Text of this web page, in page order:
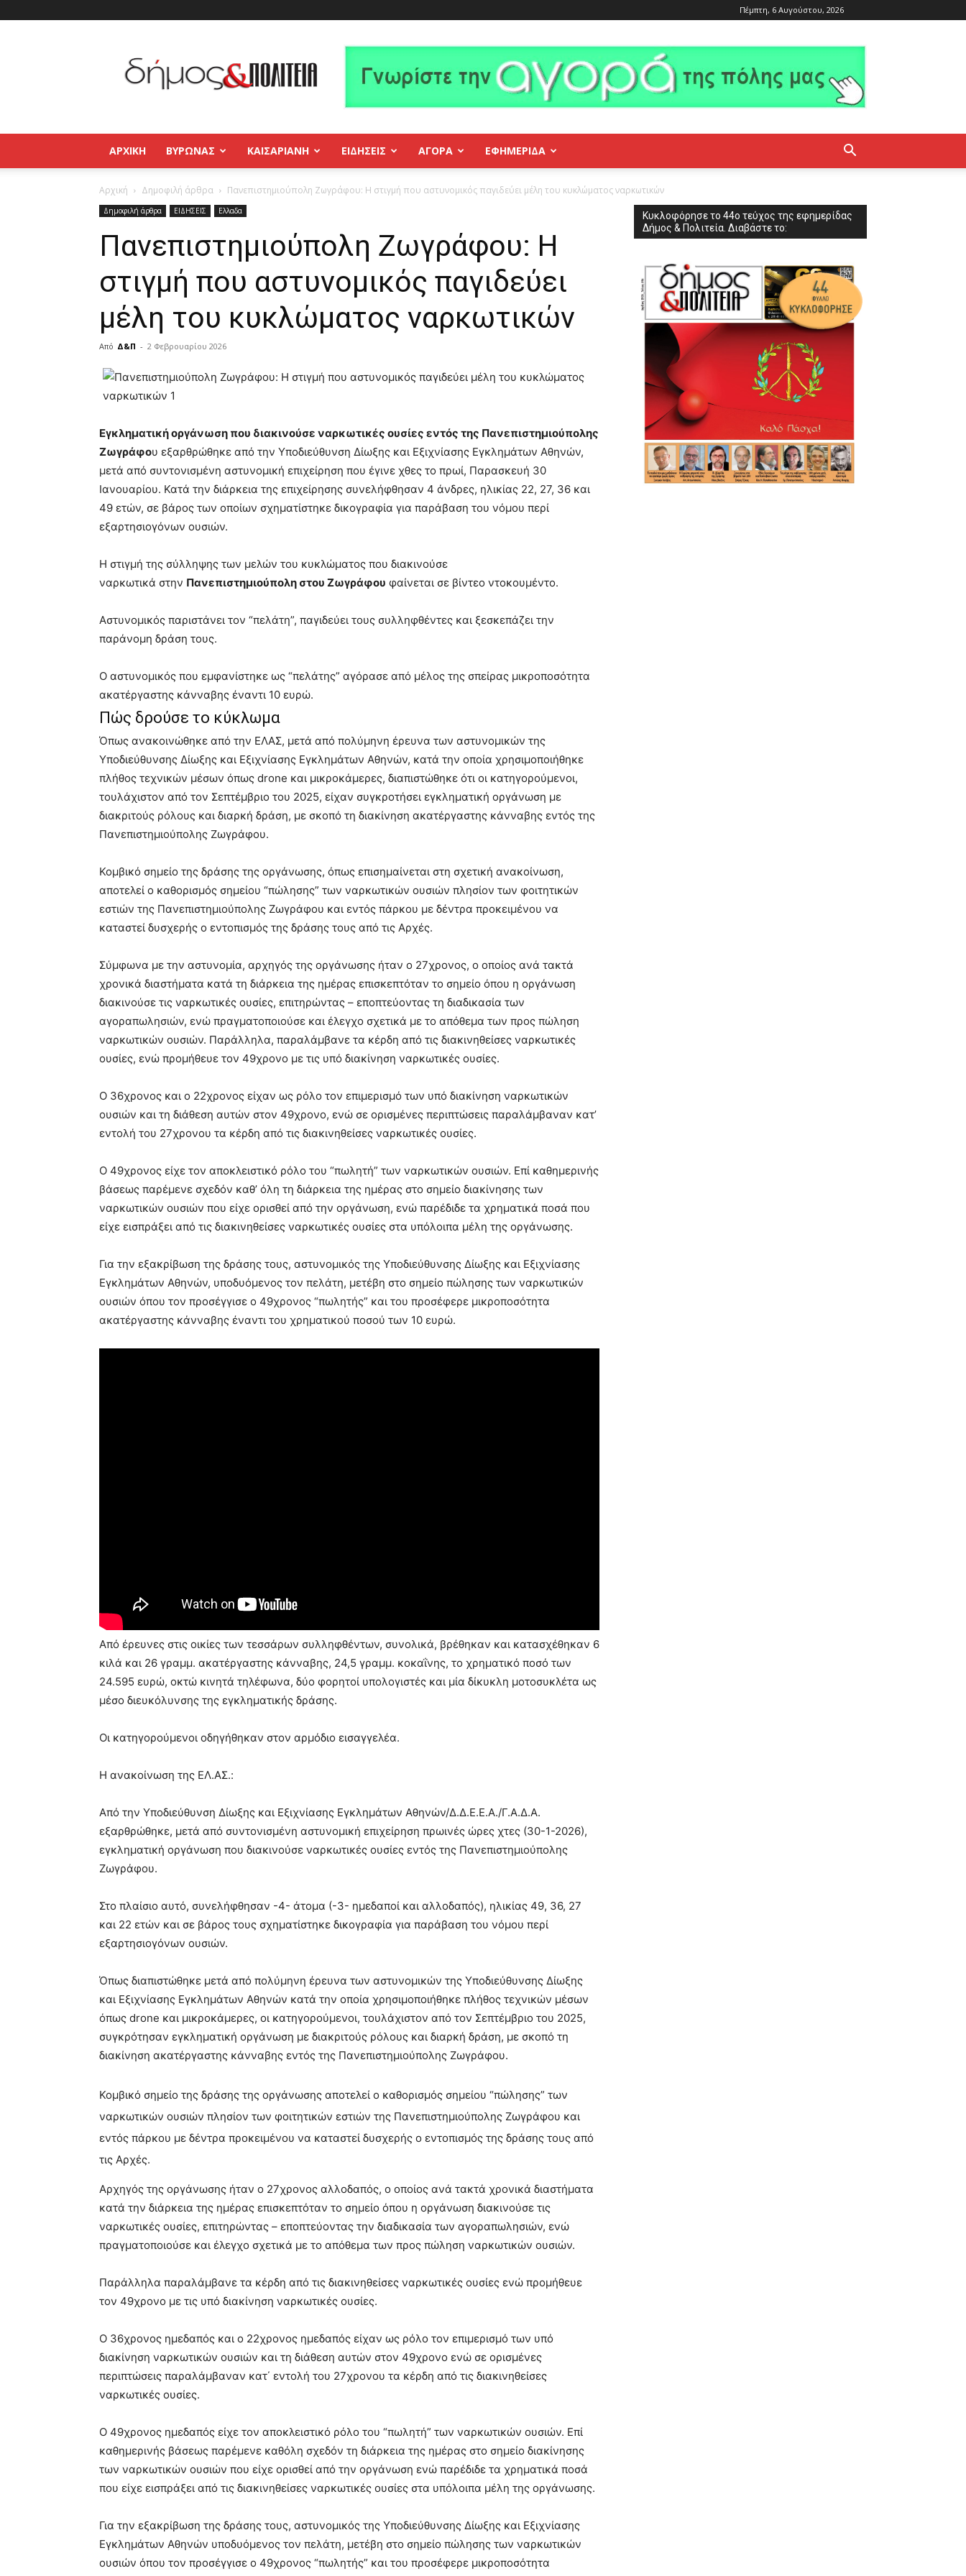
Πέμπτη, 6 Αυγούστου, 2026
και
Πολιτεία
Βύρωνας
–
Παγκράτι
ΑΡΧΙΚΉ ΒΥΡΩΝΑΣ ΚΑΙΣΑΡΙΑΝΗ ΕΙΔΗΣΕΙΣ ΑΓΟΡΑ ΕΦΗΜΕΡΊΔΑ
Αρχική Δημοφιλή άρθρα Πανεπιστημιούπολη Ζωγράφου: Η στιγμή που αστυνομικός παγιδεύει μέλη του κυκλώματος ναρκωτικών
Δημοφιλή άρθρα ΕΙΔΗΣΕΙΣ Ελλαδα
Πανεπιστημιούπολη Ζωγράφου: Η
στιγμή που αστυνομικός παγιδεύει
μέλη του κυκλώματος ναρκωτικών
Από Δ&Π - 2 Φεβρουαρίου 2026
blonde
very
cam
show.desi
brandi
lyons
teaches
you
of
pain.
hd
porn
Eγκληματική οργάνωση που διακινούσε ναρκωτικές ουσίες εντός της Πανεπιστημιούπολης
Ζωγράφου εξαρθρώθηκε από την Υποδιεύθυνση Δίωξης και Εξιχνίασης Εγκλημάτων Αθηνών,
μετά από συντονισμένη αστυνομική επιχείρηση που έγινε χθες το πρωί, Παρασκευή 30
Ιανουαρίου. Κατά την διάρκεια της επιχείρησης συνελήφθησαν 4 άνδρες, ηλικίας 22, 27, 36 και
49 ετών, σε βάρος των οποίων σχηματίστηκε δικογραφία για παράβαση του νόμου περί
εξαρτησιογόνων ουσιών.
Η στιγμή της σύλληψης των μελών του κυκλώματος που διακινούσε
ναρκωτικά στην Πανεπιστημιούπολη στου Ζωγράφου φαίνεται σε βίντεο ντοκουμέντο.
Αστυνομικός παριστάνει τον “πελάτη”, παγιδεύει τους συλληφθέντες και ξεσκεπάζει την
παράνομη δράση τους.
Ο αστυνομικός που εμφανίστηκε ως “πελάτης” αγόρασε από μέλος της σπείρας μικροποσότητα
ακατέργαστης κάνναβης έναντι 10 ευρώ.
Πώς δρούσε το κύκλωμα
Όπως ανακοινώθηκε από την ΕΛΑΣ, μετά από πολύμηνη έρευνα των αστυνομικών της
Υποδιεύθυνσης Δίωξης και Εξιχνίασης Εγκλημάτων Αθηνών, κατά την οποία χρησιμοποιήθηκε
πλήθος τεχνικών μέσων όπως drone και μικροκάμερες, διαπιστώθηκε ότι οι κατηγορούμενοι,
τουλάχιστον από τον Σεπτέμβριο του 2025, είχαν συγκροτήσει εγκληματική οργάνωση με
διακριτούς ρόλους και διαρκή δράση, με σκοπό τη διακίνηση ακατέργαστης κάνναβης εντός της
Πανεπιστημιούπολης Ζωγράφου.
Κομβικό σημείο της δράσης της οργάνωσης, όπως επισημαίνεται στη σχετική ανακοίνωση,
αποτελεί ο καθορισμός σημείου “πώλησης” των ναρκωτικών ουσιών πλησίον των φοιτητικών
εστιών της Πανεπιστημιούπολης Ζωγράφου και εντός πάρκου με δέντρα προκειμένου να
καταστεί δυσχερής ο εντοπισμός της δράσης τους από τις Αρχές.
Σύμφωνα με την αστυνομία, αρχηγός της οργάνωσης ήταν ο 27χρονος, ο οποίος ανά τακτά
χρονικά διαστήματα κατά τη διάρκεια της ημέρας επισκεπτόταν το σημείο όπου η οργάνωση
διακινούσε τις ναρκωτικές ουσίες, επιτηρώντας – εποπτεύοντας τη διαδικασία των
αγοραπωλησιών, ενώ πραγματοποιούσε και έλεγχο σχετικά με το απόθεμα των προς πώληση
ναρκωτικών ουσιών. Παράλληλα, παραλάμβανε τα κέρδη από τις διακινηθείσες ναρκωτικές
ουσίες, ενώ προμήθευε τον 49χρονο με τις υπό διακίνηση ναρκωτικές ουσίες.
Ο 36χρονος και ο 22χρονος είχαν ως ρόλο τον επιμερισμό των υπό διακίνηση ναρκωτικών
ουσιών και τη διάθεση αυτών στον 49χρονο, ενώ σε ορισμένες περιπτώσεις παραλάμβαναν κατ’
εντολή του 27χρονου τα κέρδη από τις διακινηθείσες ναρκωτικές ουσίες.
Ο 49χρονος είχε τον αποκλειστικό ρόλο του “πωλητή” των ναρκωτικών ουσιών. Επί καθημερινής
βάσεως παρέμενε σχεδόν καθ’ όλη τη διάρκεια της ημέρας στο σημείο διακίνησης των
ναρκωτικών ουσιών που είχε ορισθεί από την οργάνωση, ενώ παρέδιδε τα χρηματικά ποσά που
είχε εισπράξει από τις διακινηθείσες ναρκωτικές ουσίες στα υπόλοιπα μέλη της οργάνωσης.
Για την εξακρίβωση της δράσης τους, αστυνομικός της Υποδιεύθυνσης Δίωξης και Εξιχνίασης
Εγκλημάτων Αθηνών, υποδυόμενος τον πελάτη, μετέβη στο σημείο πώλησης των ναρκωτικών
ουσιών όπου τον προσέγγισε ο 49χρονος “πωλητής” και του προσέφερε μικροποσότητα
ακατέργαστης κάνναβης έναντι του χρηματικού ποσού των 10 ευρώ.
Από έρευνες στις οικίες των τεσσάρων συλληφθέντων, συνολικά, βρέθηκαν και κατασχέθηκαν 6
κιλά και 26 γραμμ. ακατέργαστης κάνναβης, 24,5 γραμμ. κοκαΐνης, το χρηματικό ποσό των
24.595 ευρώ, οκτώ κινητά τηλέφωνα, δύο φορητοί υπολογιστές και μία δίκυκλη μοτοσυκλέτα ως
μέσο διευκόλυνσης της εγκληματικής δράσης.
Οι κατηγορούμενοι οδηγήθηκαν στον αρμόδιο εισαγγελέα.
Η ανακοίνωση της ΕΛ.ΑΣ.:
Από την Υποδιεύθυνση Δίωξης και Εξιχνίασης Εγκλημάτων Αθηνών/Δ.Δ.Ε.Ε.Α./Γ.Α.Δ.Α.
εξαρθρώθηκε, μετά από συντονισμένη αστυνομική επιχείρηση πρωινές ώρες χτες (30-1-2026),
εγκληματική οργάνωση που διακινούσε ναρκωτικές ουσίες εντός της Πανεπιστημιούπολης
Ζωγράφου.
Στο πλαίσιο αυτό, συνελήφθησαν -4- άτομα (-3- ημεδαποί και αλλοδαπός), ηλικίας 49, 36, 27
και 22 ετών και σε βάρος τους σχηματίστηκε δικογραφία για παράβαση του νόμου περί
εξαρτησιογόνων ουσιών.
Όπως διαπιστώθηκε μετά από πολύμηνη έρευνα των αστυνομικών της Υποδιεύθυνσης Δίωξης
και Εξιχνίασης Εγκλημάτων Αθηνών κατά την οποία χρησιμοποιήθηκε πλήθος τεχνικών μέσων
όπως drone και μικροκάμερες, οι κατηγορούμενοι, τουλάχιστον από τον Σεπτέμβριο του 2025,
συγκρότησαν εγκληματική οργάνωση με διακριτούς ρόλους και διαρκή δράση, με σκοπό τη
διακίνηση ακατέργαστης κάνναβης εντός της Πανεπιστημιούπολης Ζωγράφου.
Κομβικό σημείο της δράσης της οργάνωσης αποτελεί ο καθορισμός σημείου “πώλησης” των
ναρκωτικών ουσιών πλησίον των φοιτητικών εστιών της Πανεπιστημιούπολης Ζωγράφου και
εντός πάρκου με δέντρα προκειμένου να καταστεί δυσχερής ο εντοπισμός της δράσης τους από
τις Αρχές.
Αρχηγός της οργάνωσης ήταν ο 27χρονος αλλοδαπός, ο οποίος ανά τακτά χρονικά διαστήματα
κατά την διάρκεια της ημέρας επισκεπτόταν το σημείο όπου η οργάνωση διακινούσε τις
ναρκωτικές ουσίες, επιτηρώντας – εποπτεύοντας την διαδικασία των αγοραπωλησιών, ενώ
πραγματοποιούσε και έλεγχο σχετικά με το απόθεμα των προς πώληση ναρκωτικών ουσιών.
Παράλληλα παραλάμβανε τα κέρδη από τις διακινηθείσες ναρκωτικές ουσίες ενώ προμήθευε
τον 49χρονο με τις υπό διακίνηση ναρκωτικές ουσίες.
Ο 36χρονος ημεδαπός και ο 22χρονος ημεδαπός είχαν ως ρόλο τον επιμερισμό των υπό
διακίνηση ναρκωτικών ουσιών και τη διάθεση αυτών στον 49χρονο ενώ σε ορισμένες
περιπτώσεις παραλάμβαναν κατ΄ εντολή του 27χρονου τα κέρδη από τις διακινηθείσες
ναρκωτικές ουσίες.
Ο 49χρονος ημεδαπός είχε τον αποκλειστικό ρόλο του “πωλητή” των ναρκωτικών ουσιών. Επί
καθημερινής βάσεως παρέμενε καθόλη σχεδόν τη διάρκεια της ημέρας στο σημείο διακίνησης
των ναρκωτικών ουσιών που είχε ορισθεί από την οργάνωση ενώ παρέδιδε τα χρηματικά ποσά
που είχε εισπράξει από τις διακινηθείσες ναρκωτικές ουσίες στα υπόλοιπα μέλη της οργάνωσης.
Για την εξακρίβωση της δράσης τους, αστυνομικός της Υποδιεύθυνσης Δίωξης και Εξιχνίασης
Εγκλημάτων Αθηνών υποδυόμενος τον πελάτη, μετέβη στο σημείο πώλησης των ναρκωτικών
ουσιών όπου τον προσέγγισε ο 49χρονος “πωλητής” και του προσέφερε μικροποσότητα
Κυκλοφόρησε το 44ο τεύχος της εφημερίδας
Δήμος & Πολιτεία. Διαβάστε το: